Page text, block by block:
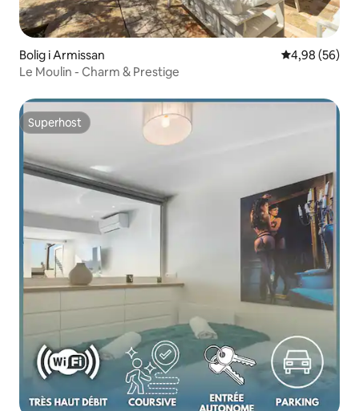
Bolig i Armissan 4,98 ud af 5 i
4,98 (56)
Le Moulin - Charm & Prestige
Superhost
Superhost